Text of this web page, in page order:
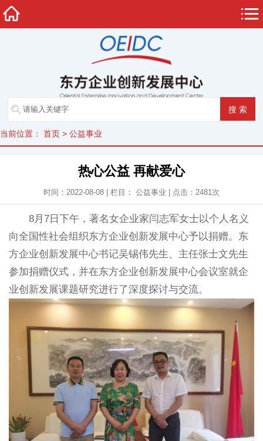
当前位置： 首页 > 公益事业
热心公益 再献爱心
时间：2022-08-08 | 栏目： 公益事业 | 点击： 2481次
8月7日下午，著名女企业家闫志军女士以个人名义
向全国性社会组织东方企业创新发展中心予以捐赠。东
方企业创新发展中心书记吴锡伟先生、主任张士文先生
参加捐赠仪式，并在东方企业创新发展中心会议室就企
业创新发展课题研究进行了深度探讨与交流。